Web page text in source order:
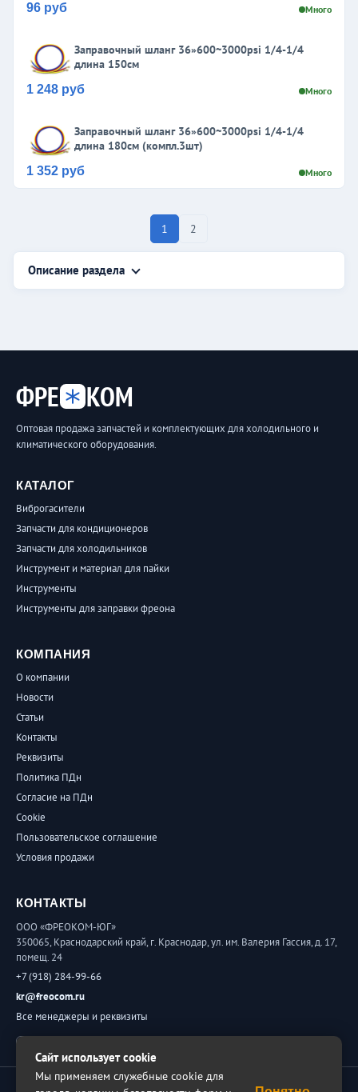
96 руб Много
Заправочный шланг 36»600~3000psi 1/4-1/4
длина 150см
1 248 руб Много
Заправочный шланг 36»600~3000psi 1/4-1/4
длина 180см (компл.3шт)
1 352 руб Много
1 2
Описание раздела
ФРЕ КОМ
Оптовая продажа запчастей и комплектующих для холодильного и
климатического оборудования.
КАТАЛОГ
Виброгасители
Запчасти для кондиционеров
Запчасти для холодильников
Инструмент и материал для пайки
Инструменты
Инструменты для заправки фреона
КОМПАНИЯ
О компании
Новости
Статьи
Контакты
Реквизиты
Политика ПДн
Согласие на ПДн
Cookie
Пользовательское соглашение
Условия продажи
КОНТАКТЫ
ООО «ФРЕОКОМ-ЮГ»
350065, Краснодарский край, г. Краснодар, ул. им. Валерия Гассия, д. 17,
помещ. 24
+7 (918) 284-99-66
kr@freocom.ru
Все менеджеры и реквизиты
Обратная связь
© 2026 ФРЕОКОМ. Все права защищены.
Сайт использует cookie
Мы применяем служебные cookie для